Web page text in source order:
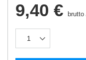
9,40 € brutto